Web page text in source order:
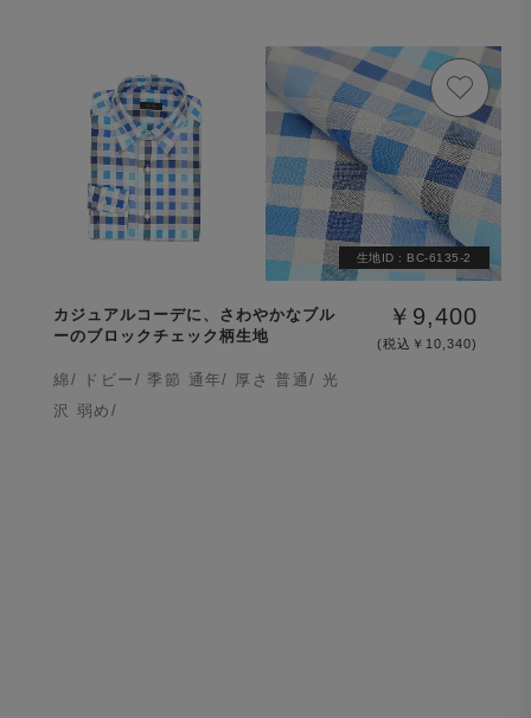
生地ID : BC-6135-2
カジュアルコーデに、さわやかなブル
ーのブロックチェック柄生地
綿/ ドビー/ 季節 通年/ 厚さ 普通/ 光
沢 弱め/
￥9,400
(税込￥10,340)